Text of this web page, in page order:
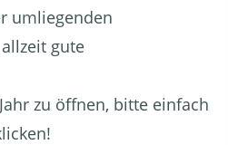
umliegenden
gute
zu öffnen, bitte einfach